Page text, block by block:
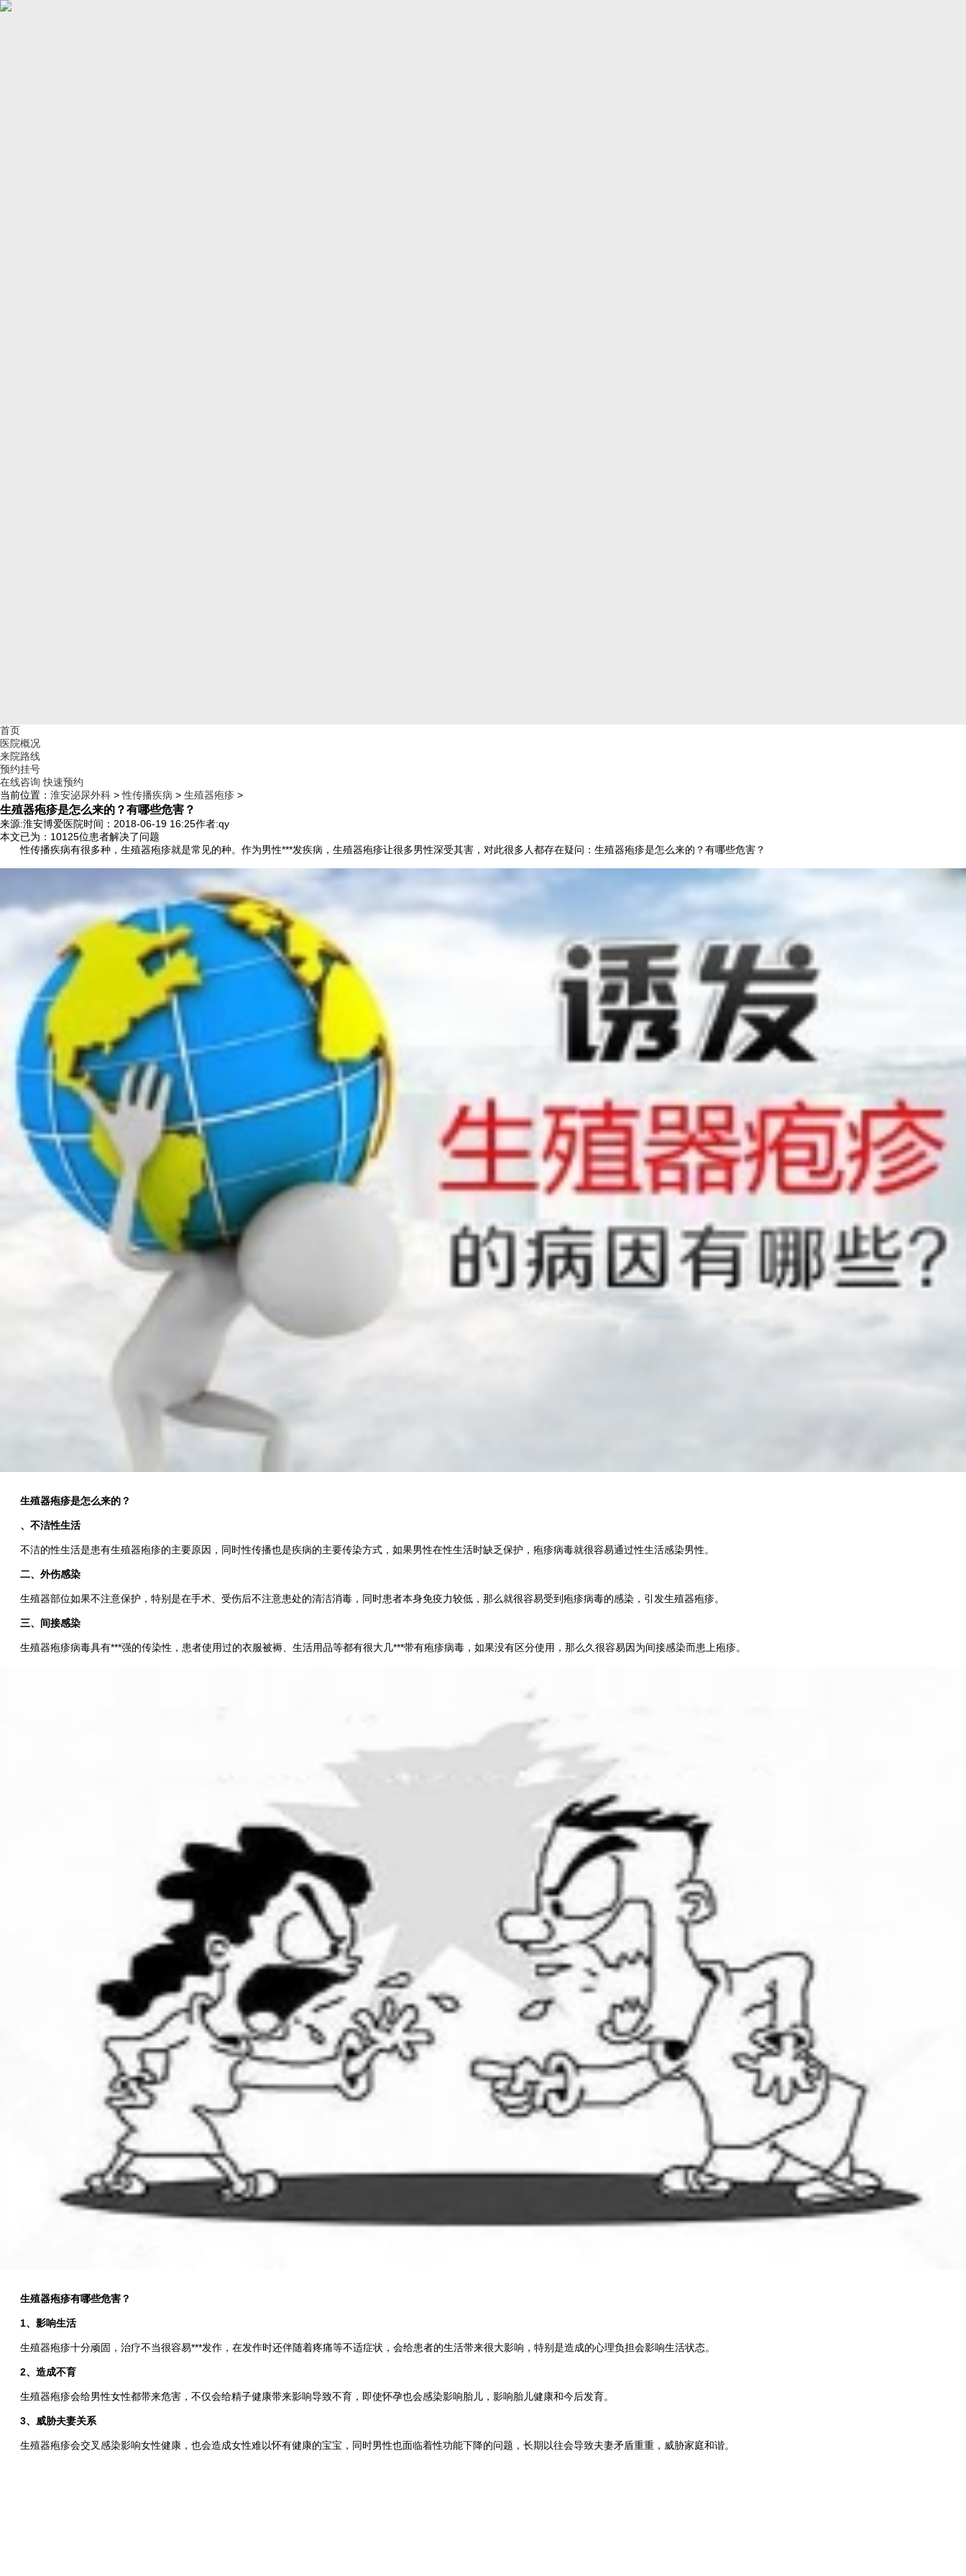
首页
医院概况
来院路线
预约挂号
在线咨询 快速预约
当前位置： 淮安泌尿外科 >性传播疾病 > 生殖器疱疹 >
生殖器疱疹是怎么来的？有哪些危害？
来源:淮安博爱医院时间：2018-06-19 16:25作者:qy
本文已为 ：10125位患者解决了问题
性传播疾病有很多种，生殖器疱疹就是常见的种。作为男性***发疾病，生殖器疱疹让很多男性深受其害，对此很多人都存在疑问：生殖器疱疹是怎么来的？有哪些危害？
生殖器疱疹是怎么来的？
、不洁性生活
不洁的性生活是患有生殖器疱疹的主要原因，同时性传播也是疾病的主要传染方式，如果男性在性生活时缺乏保护，疱疹病毒就很容易通过性生活感染男性。
二、外伤感染
生殖器部位如果不注意保护，特别是在手术、受伤后不注意患处的清洁消毒，同时患者本身免疫力较低，那么就很容易受到疱疹病毒的感染，引发生殖器疱疹。
三、间接感染
生殖器疱疹病毒具有***强的传染性，患者使用过的衣服被褥、生活用品等都有很大几***带有疱疹病毒，如果没有区分使用，那么久很容易因为间接感染而患上疱疹。
生殖器疱疹有哪些危害？
1、影响生活
生殖器疱疹十分顽固，治疗不当很容易***发作，在发作时还伴随着疼痛等不适症状，会给患者的生活带来很大影响，特别是造成的心理负担会影响生活状态。
2、造成不育
生殖器疱疹会给男性女性都带来危害，不仅会给精子健康带来影响导致不育，即使怀孕也会感染影响胎儿，影响胎儿健康和今后发育。
3、威胁夫妻关系
生殖器疱疹会交叉感染影响女性健康，也会造成女性难以怀有健康的宝宝，同时男性也面临着性功能下降的问题，长期以往会导致夫妻矛盾重重，威胁家庭和谐。